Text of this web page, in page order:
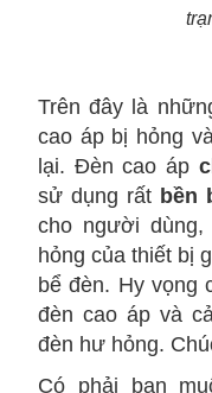
Trên đây là
cao áp bị hỏng
lại. Đèn cao áp
sử dụng rất bền
cho người
hỏng của thiết bị
bể đèn. Hy vọng
đèn cao áp và
đèn hư hỏng.
Có phải bạn